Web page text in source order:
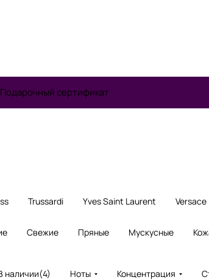
Подарочный сертификат
Trussardi Yves Saint Laurent Versace
Свежие Пряные Мускусные
наличии(4) Ноты Концентрация